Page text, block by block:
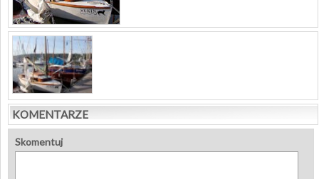
KOMENTARZE
Skomentuj